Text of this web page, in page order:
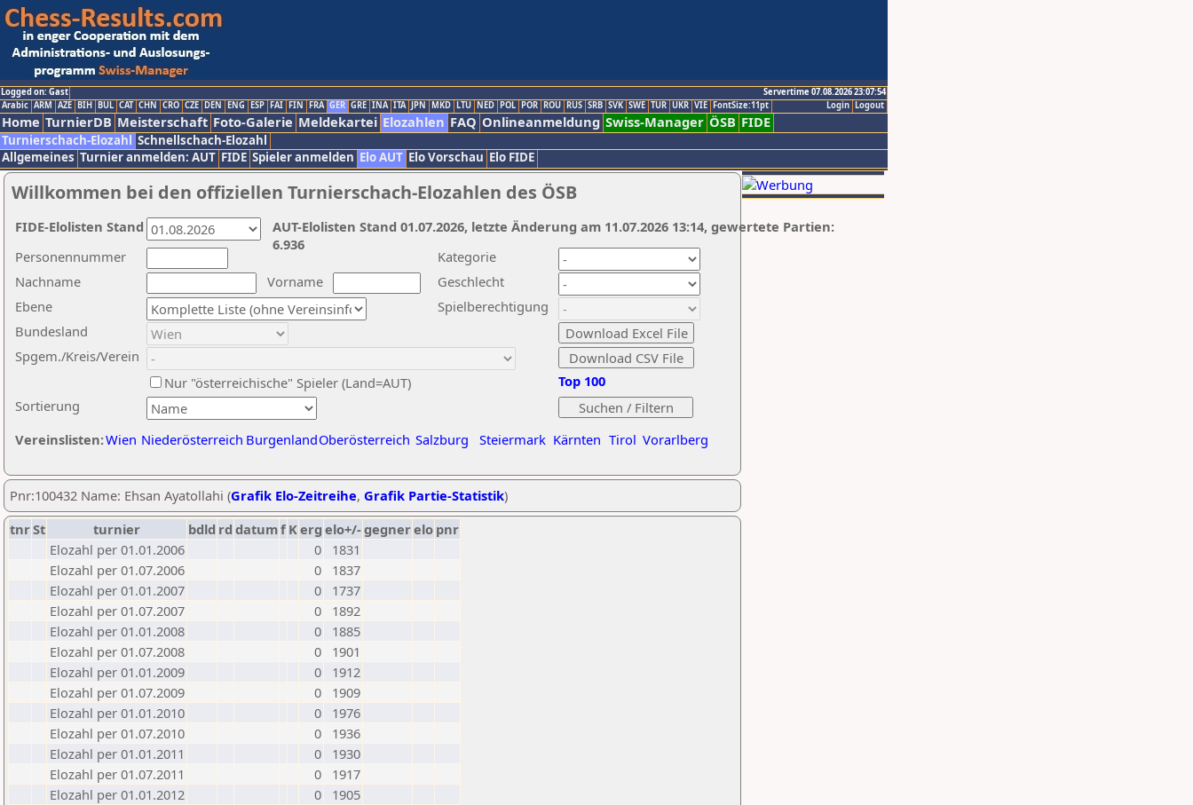
Logged on: Gast
Servertime 07.08.2026 23:07:54
Logout
Login
Arabic ARM AZE BIH BUL CAT CHN CRO CZE DEN ENG ESP FAI FIN FRA GER GRE INA ITA JPN MKD LTU NED POL POR ROU RUS SRB SVK SWE TUR UKR VIE FontSize:11pt
Home TurnierDB Meisterschaft Foto-Galerie Meldekartei Elozahlen FAQ Onlineanmeldung Swiss-Manager ÖSB FIDE
Turnierschach-Elozahl Schnellschach-Elozahl
Allgemeines Turnier anmelden: AUT FIDE Spieler anmelden Elo AUT Elo Vorschau Elo FIDE
Willkommen bei den offiziellen Turnierschach-Elozahlen des ÖSB
Nachname
Vorname
Ebene
Kategorie
Sortierung
Personennummer
Bundesland
Spgem./Kreis/Verein
Geschlecht
Nur "österreichische" Spieler (Land=AUT)
Spielberechtigung
Vereinslisten:Wien Niederösterreich BurgenlandOberösterreich Salzburg Steiermark Kärnten Tirol Vorarlberg
Top 100
AUT-Elolisten Stand 01.07.2026, letzte Änderung am 11.07.2026 13:14, gewertete Partien:
6.936
FIDE-Elolisten Stand
Pnr:100432 Name: Ehsan Ayatollahi (Grafik Elo-Zeitreihe, Grafik Partie-Statistik)
tnrSt turnier bdld rd datumf Kerg elo+/-gegnerelo pnr
Elozahl per 01.01.2006
0
1831
Elozahl per 01.07.2006
0
1837
Elozahl per 01.01.2007
0
1737
Elozahl per 01.07.2007
0
1892
Elozahl per 01.01.2008
0
1885
Elozahl per 01.07.2008
0
1901
Elozahl per 01.01.2009
0
1912
Elozahl per 01.07.2009
0
1909
Elozahl per 01.01.2010
0
1976
Elozahl per 01.07.2010
0
1936
Elozahl per 01.01.2011
0
1930
Elozahl per 01.07.2011
0
1917
Elozahl per 01.01.2012
0
1905